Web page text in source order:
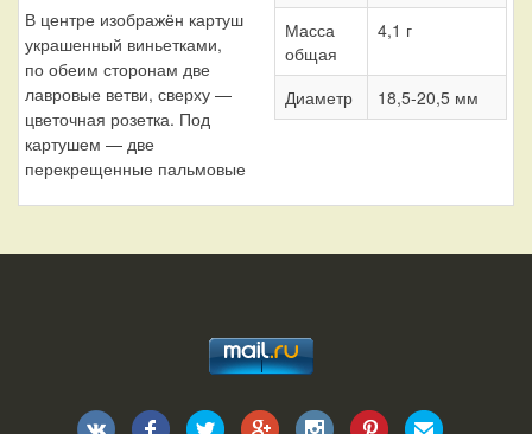
В центре изображён картуш
украшенный виньетками,
по обеим сторонам две
лавровые ветви, сверху —
цветочная розетка. Под
картушем — две
перекрещенные пальмовые
Масса
общая
4,1 г
Диаметр 18,5-20,5 мм